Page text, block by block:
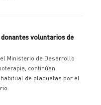
voluntarios de
Ministerio de Desarrollo
continúan
de plaquetas por el